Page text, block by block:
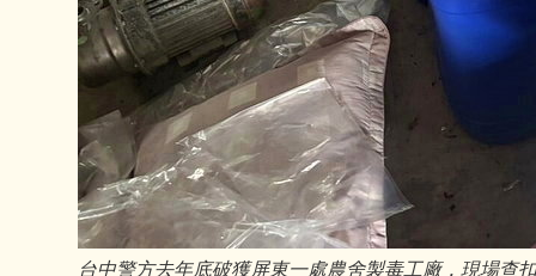
台中警方去年底破獲屏東一處農舍製毒工廠，現場